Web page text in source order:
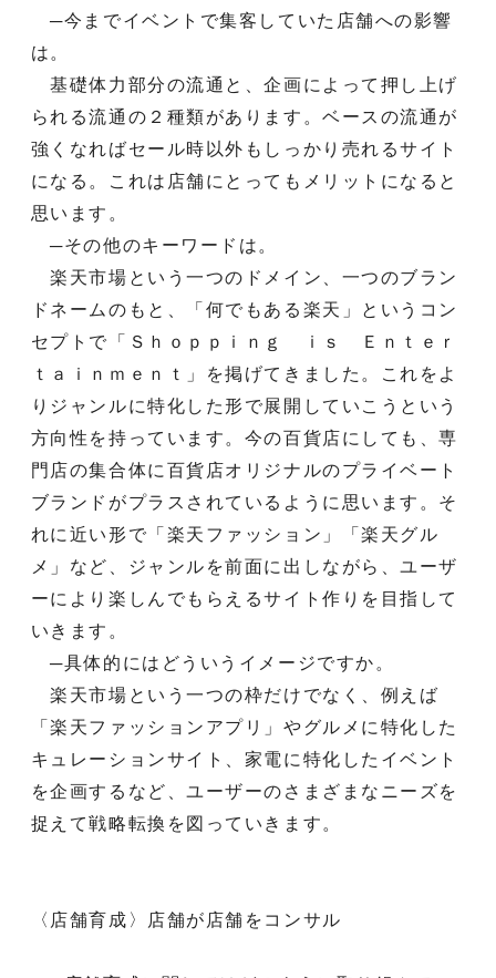
─今までイベントで集客していた店舗への影響
は。
基礎体力部分の流通と、企画によって押し上げ
られる流通の２種類があります。ベースの流通が
強くなればセール時以外もしっかり売れるサイト
になる。これは店舗にとってもメリットになると
思います。
─その他のキーワードは。
楽天市場という一つのドメイン、一つのブラン
ドネームのもと、「何でもある楽天」というコン
セプトで「Ｓｈｏｐｐｉｎｇ ｉｓ Ｅｎｔｅｒ
ｔａｉｎｍｅｎｔ」を掲げてきました。これをよ
りジャンルに特化した形で展開していこうという
方向性を持っています。今の百貨店にしても、専
門店の集合体に百貨店オリジナルのプライベート
ブランドがプラスされているように思います。そ
れに近い形で「楽天ファッション」「楽天グル
メ」など、ジャンルを前面に出しながら、ユーザ
ーにより楽しんでもらえるサイト作りを目指して
いきます。
─具体的にはどういうイメージですか。
楽天市場という一つの枠だけでなく、例えば
「楽天ファッションアプリ」やグルメに特化した
キュレーションサイト、家電に特化したイベント
を企画するなど、ユーザーのさまざまなニーズを
捉えて戦略転換を図っていきます。
〈店舗育成〉店舗が店舗をコンサル